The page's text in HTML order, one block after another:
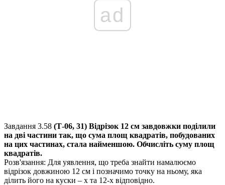
ad
Завдання 3.58 (Т-06, 31) Відрізок 12 см завдовжки поділили
на дві частини так, що сума площ квадратів, побудованих
на цих частинах, стала найменшою. Обчисліть суму площ
квадратів.
Розв'язання: Для уявлення, що треба знайти намалюємо
відрізок довжиною 12 см і позначимо точку на ньому, яка
ділить його на куски – x та 12-x відповідно.